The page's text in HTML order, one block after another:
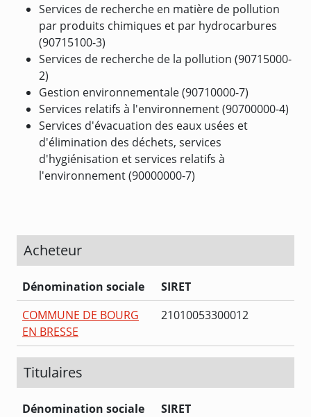
Services de recherche en matière de pollution
par produits chimiques et par hydrocarbures
(90715100-3)
Services de recherche de la pollution (90715000-
2)
Gestion environnementale (90710000-7)
Services relatifs à l'environnement (90700000-4)
Services d'évacuation des eaux usées et
d'élimination des déchets, services
d'hygiénisation et services relatifs à
l'environnement (90000000-7)
Acheteur
Dénomination sociale
SIRET
COMMUNE DE BOURG
EN BRESSE
21010053300012
Titulaires
Dénomination sociale
SIRET